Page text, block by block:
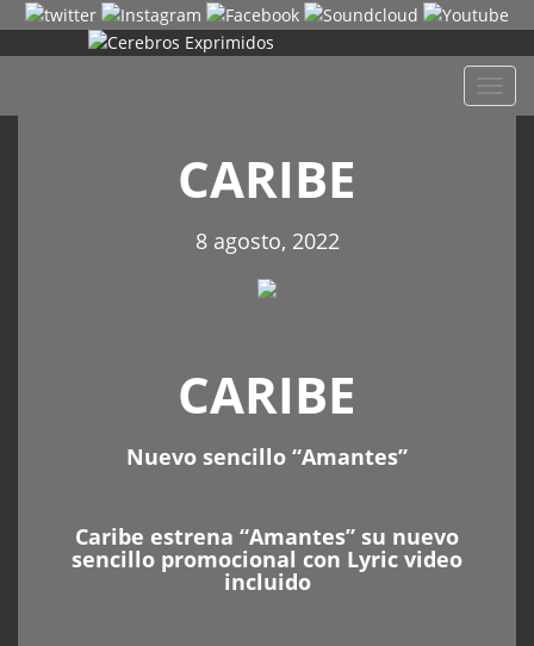
CARIBE
8 agosto, 2022
CARIBE
Nuevo sencillo “Amantes”
Caribe estrena “Amantes” su nuevo
sencillo promocional con Lyric video
incluido